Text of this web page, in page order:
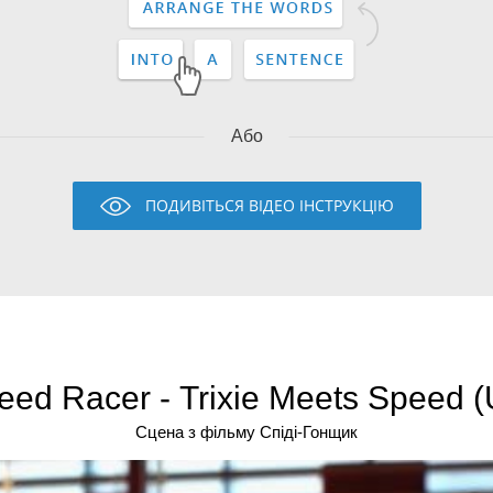
Або
ПОДИВІТЬСЯ ВІДЕО ІНСТРУКЦІЮ
Racer - Trixie Meets Speed
Сцена з фільму Спіді-Гонщик